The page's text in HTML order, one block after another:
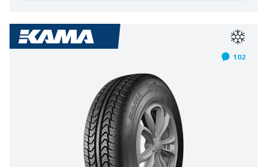
102